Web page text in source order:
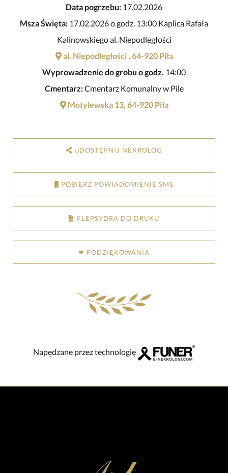
Data pogrzebu: 17.02.2026
Msza Święta: 17.02.2026 o godz. 13:00 Kaplica Rafała
Kalinowskiego al. Niepodległości
al. Niepodległości , 64-920 Piła
Wyprowadzenie do grobu o godz. 14:00
Cmentarz:Cmentarz Komunalny w Pile
Motylewska 13, 64-920 Piła
UDOSTĘPNIJ NEKROLOG
POBIERZ POWIADOMIENIE SMS
KLEPSYDRA DO DRUKU
❤ PODZIĘKOWANIA
Napędzane przez technologię